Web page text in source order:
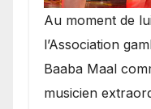
​Au moment de
l’Association
Baaba Maal
musicien